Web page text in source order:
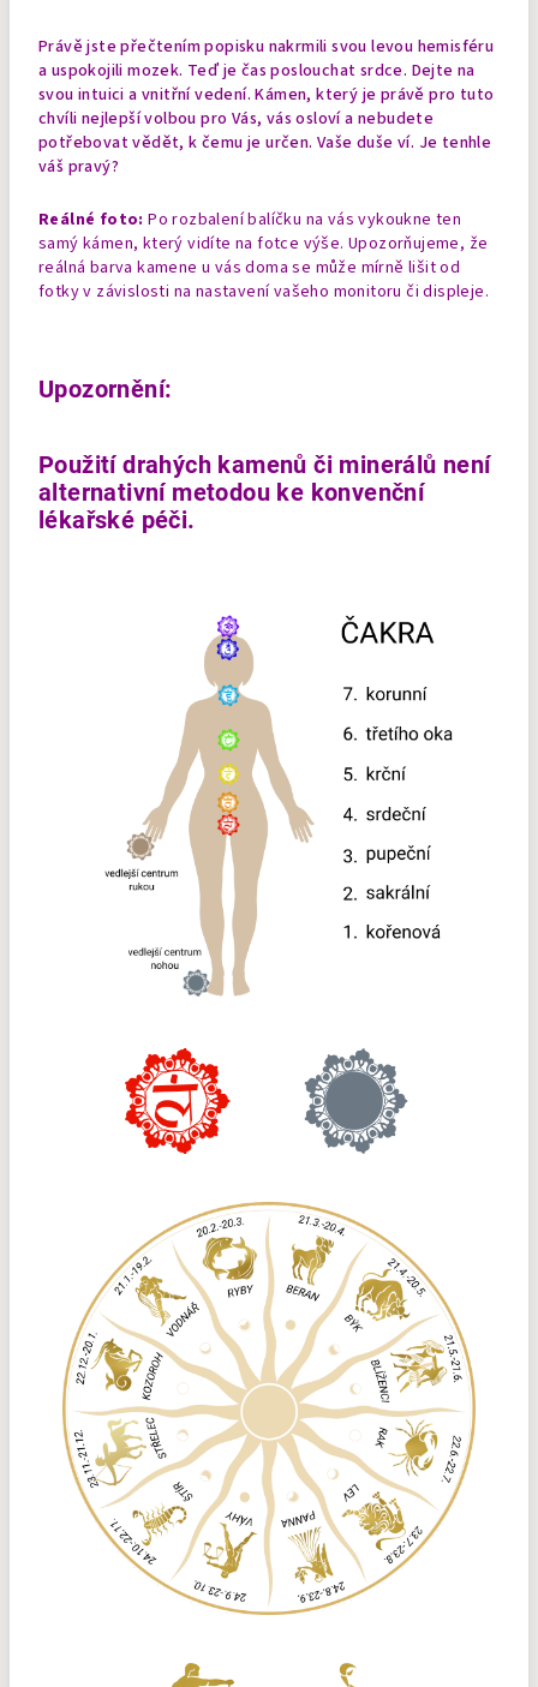
Právě jste přečtením popisku nakrmili svou levou hemisféru
a uspokojili mozek. Teď je čas poslouchat srdce. Dejte na
svou intuici a vnitřní vedení. Kámen, který je právě pro tuto
chvíli nejlepší volbou pro Vás, vás osloví a nebudete
potřebovat vědět, k čemu je určen. Vaše duše ví. Je tenhle
váš pravý?
Reálné foto: Po rozbalení balíčku na vás vykoukne ten
samý kámen, který vidíte na fotce výše. Upozorňujeme, že
reálná barva kamene u vás doma se může mírně lišit od
fotky v závislosti na nastavení vašeho monitoru či displeje.
Upozornění:
Použití drahých kamenů či minerálů není
alternativní metodou ke konvenční
lékařské péči.